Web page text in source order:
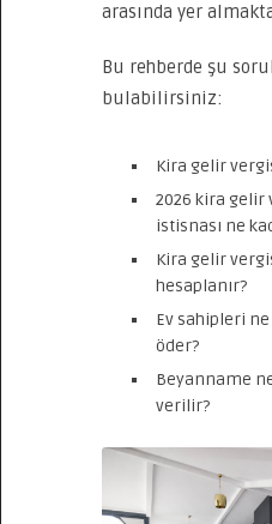
arasında yer
Bu rehberde şu
bulabilirsiniz:
Kira gelir
2026 kira gelir
istisnası ne
Kira gelir
hesaplanır?
Ev sahipleri
öder?
Beyanname
verilir?